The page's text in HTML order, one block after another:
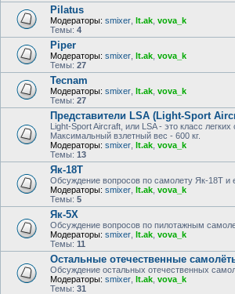
Pilatus
Модераторы: smixer lt.ak vova_k
Темы: 4
Piper
Модераторы: smixer lt.ak vova_k
Темы: 27
Tecnam
Модераторы: smixer lt.ak vova_k
Темы: 27
Представители LSA (Light-Sport
Light-Sport Aircraft, или LSA - это класс
Максимальный взлетный вес - 600 кг.
Модераторы: smixer lt.ak vova_k
Темы: 13
Як-18Т
Обсуждение вопросов по самолету Як-18Т и
Модераторы: smixer lt.ak vova_k
Темы: 5
Як-5Х
Обсуждение вопросов по пилотажным
Модераторы: smixer lt.ak vova_k
Темы: 11
Остальные отечественные
Обсуждение остальных отечественных
Модераторы: smixer lt.ak vova_k
Темы: 31